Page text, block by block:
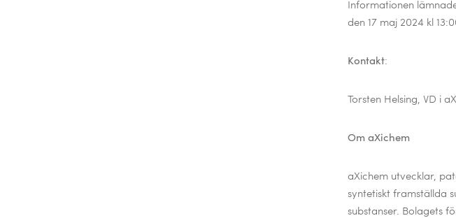
Informationen
den 17 maj 2024 kl
Kontakt:
Torsten Helsing, VD i
Om aXichem
aXichem utvecklar,
syntetiskt framställda
substanser. Bolagets